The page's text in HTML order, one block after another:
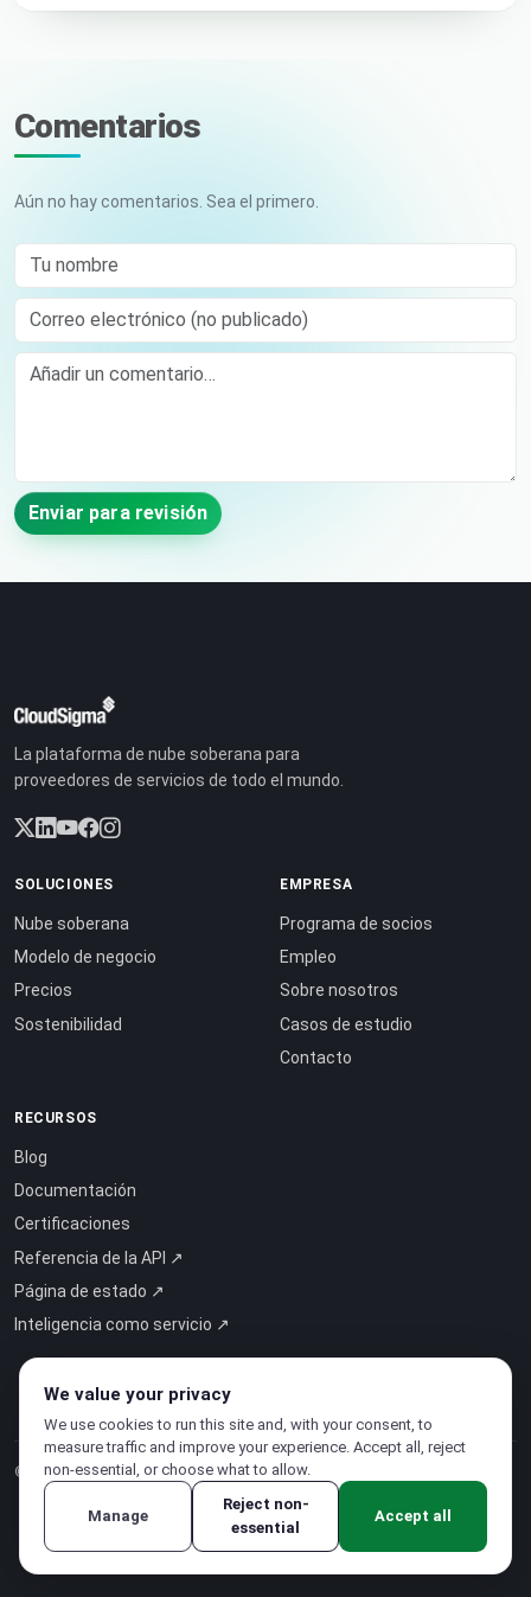
Comentarios
Aún no hay comentarios. Sea el primero.
Tu nombre
Correo electrónico (no publicado)
Comment
Enviar para revisión
La plataforma de nube soberana para
proveedores de servicios de todo el mundo.
SOLUCIONES
Nube soberana
Modelo de negocio
Precios
Sostenibilidad
EMPRESA
Programa de socios
Empleo
Sobre nosotros
Casos de estudio
Contacto
RECURSOS
Blog
Documentación
Certificaciones
Referencia de la API ↗
Página de estado ↗
Inteligencia como servicio ↗
© 2026 CloudSigma Holding AG.Todos los derechos reservados
Política de privacidad·Condiciones del servicio
We value your privacy
We use cookies to run this site and, with your consent, to
measure traffic and improve your experience. Accept all, reject
non-essential, or choose what to allow.
Manage
Reject non-
essential
Accept all